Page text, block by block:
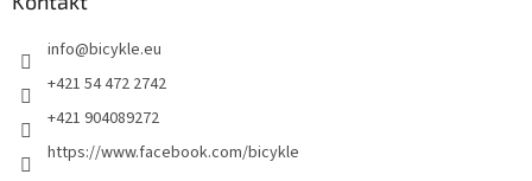
info@bicykle.eu
+421 54 472 2742
+421 904089272
https://www.facebook.com/bicykle